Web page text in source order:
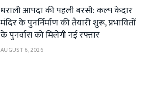
धराली आपदा की पहली बरसी: कल्प केदार
मंदिर के पुनर्निर्माण की तैयारी शुरू, प्रभावितों
के पुनर्वास को मिलेगी नई रफ्तार
AUGUST 6, 2026